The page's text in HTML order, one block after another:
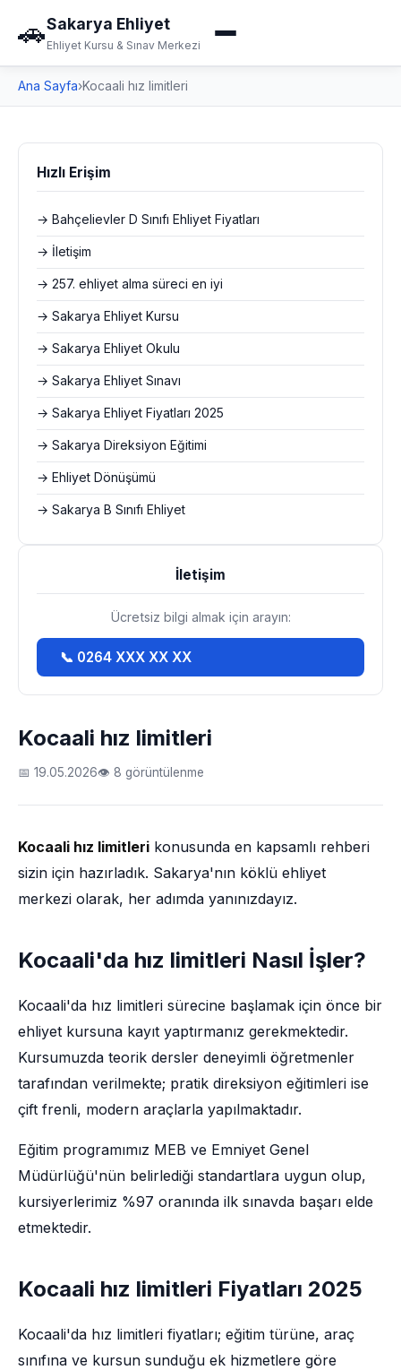
🚗Sakarya Ehliyet
Ehliyet Kursu & Sınav Merkezi
Ana Sayfa›Kocaali hız limitleri
Kocaali hız limitleri
📅 19.05.2026👁 8 görüntülenme
Kocaali hız limitleri konusunda en kapsamlı rehberi
sizin için hazırladık. Sakarya'nın köklü ehliyet
merkezi olarak, her adımda yanınızdayız.
Kocaali'da hız limitleri Nasıl İşler?
Kocaali'da hız limitleri sürecine başlamak için önce bir
ehliyet kursuna kayıt yaptırmanız gerekmektedir.
Kursumuzda teorik dersler deneyimli öğretmenler
tarafından verilmekte; pratik direksiyon eğitimleri ise
çift frenli, modern araçlarla yapılmaktadır.
Eğitim programımız MEB ve Emniyet Genel
Müdürlüğü'nün belirlediği standartlara uygun olup,
kursiyerlerimiz %97 oranında ilk sınavda başarı elde
etmektedir.
Kocaali hız limitleri Fiyatları 2025
Kocaali'da hız limitleri fiyatları; eğitim türüne, araç
sınıfına ve kursun sunduğu ek hizmetlere göre
Hızlı Erişim
→ Bahçelievler D Sınıfı Ehliyet Fiyatları
→ İletişim
→ 257. ehliyet alma süreci en iyi
→ Sakarya Ehliyet Kursu
→ Sakarya Ehliyet Okulu
→ Sakarya Ehliyet Sınavı
→ Sakarya Ehliyet Fiyatları 2025
→ Sakarya Direksiyon Eğitimi
→ Ehliyet Dönüşümü
→ Sakarya B Sınıfı Ehliyet
İletişim
Ücretsiz bilgi almak için arayın:
📞 0264 XXX XX XX